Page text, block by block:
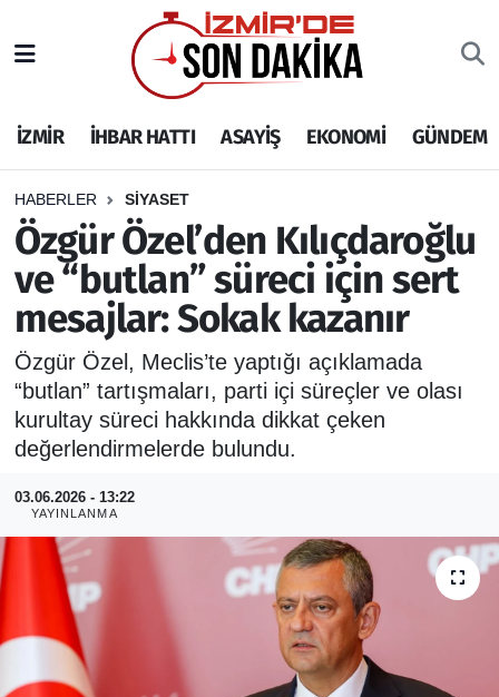
İZMİR İHBAR HATTI ASAYİŞ EKONOMİ GÜNDEM
HABERLER SİYASET
Özgür Özel’den Kılıçdaroğlu
ve “butlan” süreci için sert
mesajlar: Sokak kazanır
Özgür Özel, Meclis’te yaptığı açıklamada
“butlan” tartışmaları, parti içi süreçler ve olası
kurultay süreci hakkında dikkat çeken
değerlendirmelerde bulundu.
03.06.2026 - 13:22
YAYINLANMA
İHBAR HATTI
DEPREM
GENEL
EKONOMİ
SİYASET
SPOR
RESMİ REKLAM
İzmir Nöbetçi Eczaneler
İzmir Hava Durumu
İzmir Namaz Vakitleri
İzmir Trafik Yoğunluk Haritası
Puan Durumu ve Fikstür
Tüm Manşetler
Son Dakika Haberleri